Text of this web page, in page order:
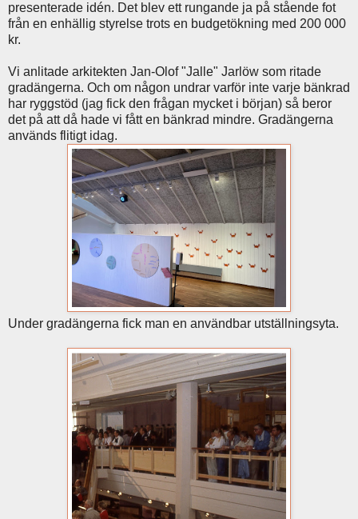
presenterade idén. Det blev ett rungande ja på stående fot
från en enhällig styrelse trots en budgetökning med 200 000
kr.
Vi anlitade arkitekten Jan-Olof "Jalle" Jarlöw som ritade
gradängerna. Och om någon undrar varför inte varje bänkrad
har ryggstöd (jag fick den frågan mycket i början) så beror
det på att då hade vi fått en bänkrad mindre. Gradängerna
används flitigt idag.
Under gradängerna fick man en användbar utställningsyta.